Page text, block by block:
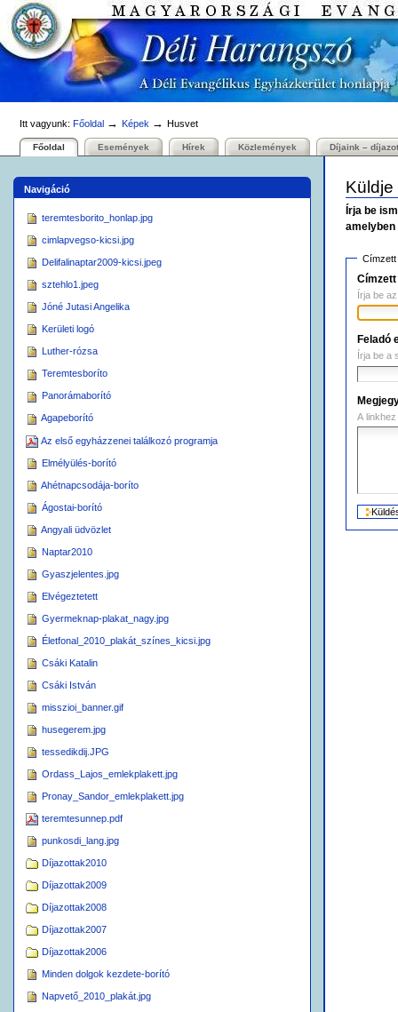
Tovább
tartalomhoz
|
Ugrás
Személyes
eszközök
Itt vagyunk: Főoldal →Képek →Husvet
Bekezdések
Főoldal Események Hírek Közlemények Díjaink –
Navigáció
teremtesborito_honlap.jpg
cimlapvegso-kicsi.jpg
Delifalinaptar2009-kicsi.jpeg
sztehlo1.jpeg
Jóné Jutasi Angelika
Kerületi logó
Luther-rózsa
Teremtesboríto
Panorámaborító
Agapeborító
Az első egyházzenei találkozó programja
Elmélyülés-borító
Ahétnapcsodája-boríto
Ágostai-borító
Angyali üdvözlet
Naptar2010
Gyaszjelentes.jpg
Elvégeztetett
Gyermeknap-plakat_nagy.jpg
Életfonal_2010_plakát_színes_kicsi.jpg
Csáki Katalin
Csáki István
misszioi_banner.gif
husegerem.jpg
tessedikdij.JPG
Ordass_Lajos_emlekplakett.jpg
Pronay_Sandor_emlekplakett.jpg
teremtesunnep.pdf
punkosdi_lang.jpg
Díjazottak2010
Díjazottak2009
Díjazottak2008
Díjazottak2007
Díjazottak2006
Minden dolgok kezdete-borító
Napvető_2010_plakát.jpg
Írja be
amelyben
Címzett
Írja be
Feladó
Írja be a
A